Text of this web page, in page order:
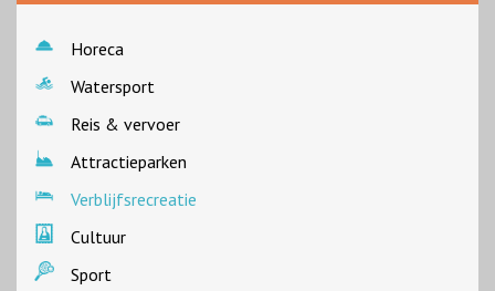
Horeca
Watersport
Reis & vervoer
Attractieparken
Verblijfsrecreatie
Cultuur
Sport